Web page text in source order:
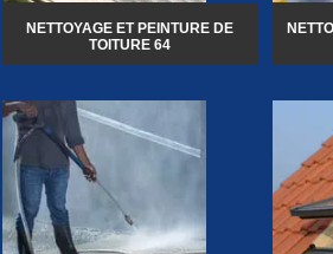
NETTOYAGE ET PEINTURE DE
TOITURE 64